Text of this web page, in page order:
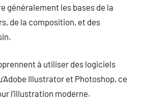
généralement les bases de la
de la composition, et des
à utiliser des logiciels
Illustrator et Photoshop, ce
l’illustration moderne.